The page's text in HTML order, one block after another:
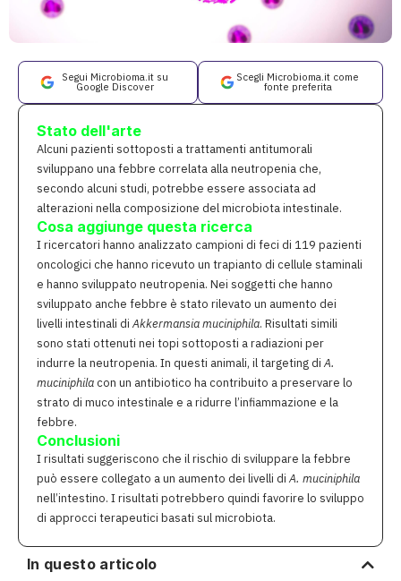
Segui Microbioma.it su
Google Discover
Scegli Microbioma.it come
fonte preferita
Stato dell'arte
Alcuni pazienti sottoposti a trattamenti antitumorali
sviluppano una febbre correlata alla neutropenia che,
secondo alcuni studi, potrebbe essere associata ad
alterazioni nella composizione del microbiota intestinale.
Cosa aggiunge questa ricerca
I ricercatori hanno analizzato campioni di feci di 119 pazienti
oncologici che hanno ricevuto un trapianto di cellule staminali
e hanno sviluppato neutropenia. Nei soggetti che hanno
sviluppato anche febbre è stato rilevato un aumento dei
livelli intestinali diAkkermansia muciniphila. Risultati simili
sono stati ottenuti nei topi sottoposti a radiazioni per
indurre la neutropenia. In questi animali, il targeting diA.
muciniphila con un antibiotico ha contribuito a preservare lo
strato di muco intestinale e a ridurre l’infiammazione e la
febbre.
Conclusioni
I risultati suggeriscono che il rischio di sviluppare la febbre
può essere collegato a un aumento dei livelli diA. muciniphila
nell’intestino. I risultati potrebbero quindi favorire lo sviluppo
di approcci terapeutici basati sul microbiota.
In questo articolo